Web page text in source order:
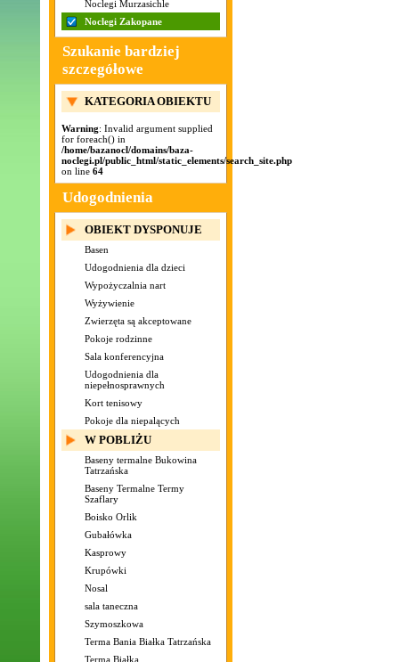
Noclegi Murzasichle
Noclegi Zakopane
Szukanie bardziej
szczegółowe
KATEGORIA OBIEKTU
Warning: Invalid argument supplied
for foreach() in
/home/bazanocl/domains/baza-
noclegi.pl/public_html/static_elements/search_site.php
on line 64
Udogodnienia
OBIEKT DYSPONUJE
Basen
Udogodnienia dla dzieci
Wypożyczalnia nart
Wyżywienie
Zwierzęta są akceptowane
Pokoje rodzinne
Sala konferencyjna
Udogodnienia dla
niepełnosprawnych
Kort tenisowy
Pokoje dla niepalących
W POBLIŻU
Baseny termalne Bukowina
Tatrzańska
Baseny Termalne Termy
Szaflary
Boisko Orlik
Gubałówka
Kasprowy
Krupówki
Nosal
sala taneczna
Szymoszkowa
Terma Bania Białka Tatrzańska
Terma Białka